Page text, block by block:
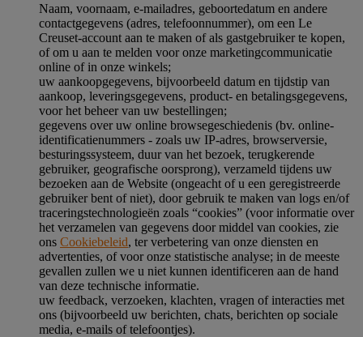
Naam, voornaam, e-mailadres, geboortedatum en andere
contactgegevens (adres, telefoonnummer), om een Le
Creuset-account aan te maken of als gastgebruiker te kopen,
of om u aan te melden voor onze marketingcommunicatie
online of in onze winkels;
uw aankoopgegevens, bijvoorbeeld datum en tijdstip van
aankoop, leveringsgegevens, product- en betalingsgegevens,
voor het beheer van uw bestellingen;
gegevens over uw online browsegeschiedenis (bv. online-
identificatienummers - zoals uw IP-adres, browserversie,
besturingssysteem, duur van het bezoek, terugkerende
gebruiker, geografische oorsprong), verzameld tijdens uw
bezoeken aan de Website (ongeacht of u een geregistreerde
gebruiker bent of niet), door gebruik te maken van logs en/of
traceringstechnologieën zoals “cookies” (voor informatie over
het verzamelen van gegevens door middel van cookies, zie
ons Cookiebeleid, ter verbetering van onze diensten en
advertenties, of voor onze statistische analyse; in de meeste
gevallen zullen we u niet kunnen identificeren aan de hand
van deze technische informatie.
uw feedback, verzoeken, klachten, vragen of interacties met
ons (bijvoorbeeld uw berichten, chats, berichten op sociale
media, e-mails of telefoontjes).